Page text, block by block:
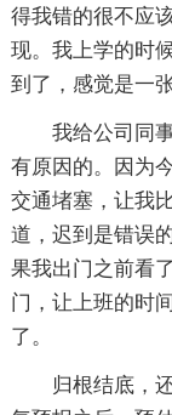
得我错的很不应
现。我上学的时
到了，感觉是一
我给公司同
有原因的。因为
交通堵塞，让我
道，迟到是错误
果我出门之前看
门，让上班的时
了。
归根结底，